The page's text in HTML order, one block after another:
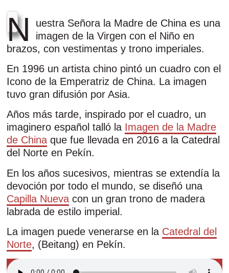
N
uestra Señora la Madre de China es una
imagen de la Virgen con el Niño en
brazos, con vestimentas y trono imperiales.
En 1996 un artista chino pintó un cuadro con el
Icono de la Emperatriz de China. La imagen
tuvo gran difusión por Asia.
Años más tarde, inspirado por el cuadro, un
imaginero español talló la Imagen de la Madre
de China que fue llevada en 2016 a la Catedral
del Norte en Pekín.
En los años sucesivos, mientras se extendía la
devoción por todo el mundo, se diseñó una
Capilla Nueva con un gran trono de madera
labrada de estilo imperial.
La imagen puede venerarse en la Catedral del
Norte, (Beitang) en Pekín.